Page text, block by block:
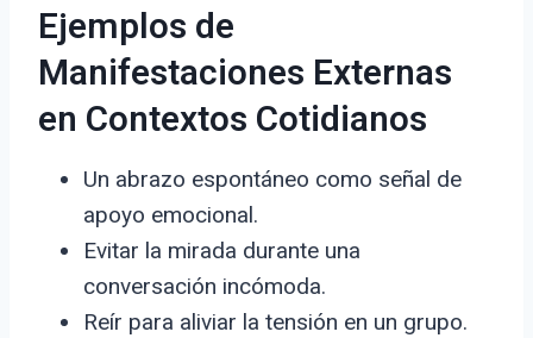
Ejemplos de
Manifestaciones Externas
en Contextos Cotidianos
Un abrazo espontáneo como señal de
apoyo emocional.
Evitar la mirada durante una
conversación incómoda.
Reír para aliviar la tensión en un grupo.